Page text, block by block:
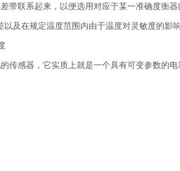
带联系起来，以便选用对应于某一准确度衡
及在规定温度范围内由于温度对灵敏度的影
传感器，它实质上就是一个具有可变参数的电